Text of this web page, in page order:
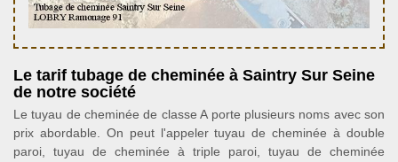
Le tarif tubage de cheminée à Saintry Sur Seine
de notre société
Le tuyau de cheminée de classe A porte plusieurs noms avec son
prix abordable. On peut l'appeler tuyau de cheminée à double
paroi, tuyau de cheminée à triple paroi, tuyau de cheminée